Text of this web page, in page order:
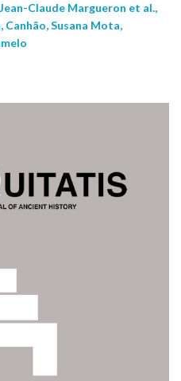
Claude Margueron et al.,
Canhão, Susana Mota,